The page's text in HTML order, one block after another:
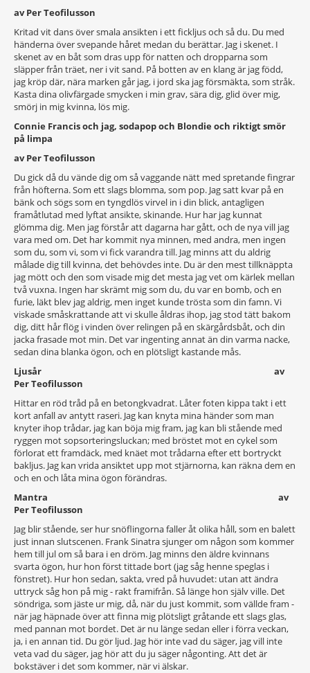
av Per Teofilusson
Kritad vit dans över smala ansikten i ett fickljus och så du. Du med
händerna över svepande håret medan du berättar. Jag i skenet. I
skenet av en båt som dras upp för natten och dropparna som
släpper från träet, ner i vit sand. På botten av en klang är jag född,
jag kröp där, nära marken går jag, i jord ska jag försmäkta, som stråk.
Kasta dina olivfärgade smycken i min grav, sära dig, glid över mig,
smörj in mig kvinna, lös mig.
Connie Francis och jag, sodapop och Blondie och riktigt smör
på limpa
av Per Teofilusson
Du gick då du vände dig om så vaggande nätt med spretande fingrar
från höfterna. Som ett slags blomma, som pop. Jag satt kvar på en
bänk och sögs som en tyngdlös virvel in i din blick, antagligen
framåtlutad med lyftat ansikte, skinande. Hur har jag kunnat
glömma dig. Men jag förstår att dagarna har gått, och de nya vill jag
vara med om. Det har kommit nya minnen, med andra, men ingen
som du, som vi, som vi fick varandra till. Jag minns att du aldrig
målade dig till kvinna, det behövdes inte. Du är den mest tillknäppta
jag mött och den som visade mig det mesta jag vet om kärlek mellan
två vuxna. Ingen har skrämt mig som du, du var en bomb, och en
furie, läkt blev jag aldrig, men inget kunde trösta som din famn. Vi
viskade småskrattande att vi skulle åldras ihop, jag stod tätt bakom
dig, ditt hår flög i vinden över relingen på en skärgårdsbåt, och din
jacka frasade mot min. Det var ingenting annat än din varma nacke,
sedan dina blanka ögon, och en plötsligt kastande mås.
Ljusår av
Per Teofilusson
Hittar en röd tråd på en betongkvadrat. Låter foten kippa takt i ett
kort anfall av antytt raseri. Jag kan knyta mina händer som man
knyter ihop trådar, jag kan böja mig fram, jag kan bli stående med
ryggen mot sopsorteringsluckan; med bröstet mot en cykel som
förlorat ett framdäck, med knäet mot trådarna efter ett bortryckt
bakljus. Jag kan vrida ansiktet upp mot stjärnorna, kan räkna dem en
och en och låta mina ögon förändras.
Mantra av
Per Teofilusson
Jag blir stående, ser hur snöflingorna faller åt olika håll, som en balett
just innan slutscenen. Frank Sinatra sjunger om någon som kommer
hem till jul om så bara i en dröm. Jag minns den äldre kvinnans
svarta ögon, hur hon först tittade bort (jag såg henne speglas i
fönstret). Hur hon sedan, sakta, vred på huvudet: utan att ändra
uttryck såg hon på mig - rakt framifrån. Så länge hon själv ville. Det
söndriga, som jäste ur mig, då, när du just kommit, som vällde fram -
när jag häpnade över att finna mig plötsligt gråtande ett slags glas,
med pannan mot bordet. Det är nu länge sedan eller i förra veckan,
ja, i en annan tid. Du gör ljud. Jag hör inte vad du säger, jag vill inte
veta vad du säger, jag hör att du ju säger någonting. Att det är
bokstäver i det som kommer, när vi älskar.